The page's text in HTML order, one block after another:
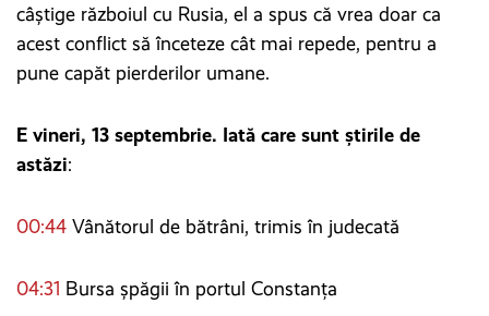
câștige războiul cu Rusia, el a spus că vrea doar ca
acest conflict să înceteze cât mai repede, pentru a
pune capăt pierderilor umane.
E vineri, 13 septembrie. Iată care sunt știrile de
astăzi:
00:44 Vânătorul de bătrâni, trimis în judecată
04:31 Bursa șpăgii în portul Constanța